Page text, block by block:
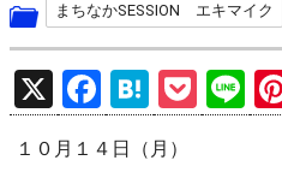
まちなかSESSION エキマイク
X
F
a
ce
H
at
e
P
o
Li
n
１０月１４日（月）